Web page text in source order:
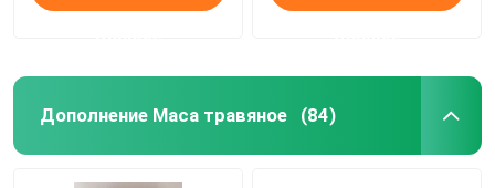
Дополнение Maca травяное (84)